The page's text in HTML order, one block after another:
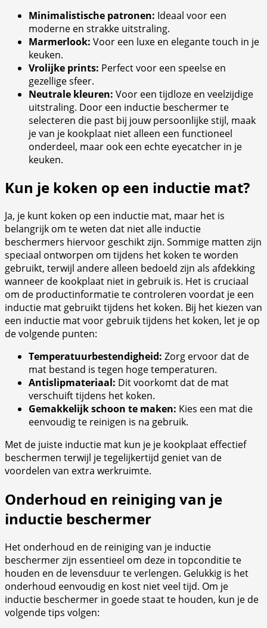
Minimalistische patronen: Ideaal voor een
moderne en strakke uitstraling.
Marmerlook: Voor een luxe en elegante touch in je
keuken.
Vrolijke prints: Perfect voor een speelse en
gezellige sfeer.
Neutrale kleuren: Voor een tijdloze en veelzijdige
uitstraling. Door een inductie beschermer te
selecteren die past bij jouw persoonlijke stijl, maak
je van je kookplaat niet alleen een functioneel
onderdeel, maar ook een echte eyecatcher in je
keuken.
Kun je koken op een inductie mat?
Ja, je kunt koken op een inductie mat, maar het is
belangrijk om te weten dat niet alle inductie
beschermers hiervoor geschikt zijn. Sommige matten zijn
speciaal ontworpen om tijdens het koken te worden
gebruikt, terwijl andere alleen bedoeld zijn als afdekking
wanneer de kookplaat niet in gebruik is. Het is cruciaal
om de productinformatie te controleren voordat je een
inductie mat gebruikt tijdens het koken. Bij het kiezen van
een inductie mat voor gebruik tijdens het koken, let je op
de volgende punten:
Temperatuurbestendigheid: Zorg ervoor dat de
mat bestand is tegen hoge temperaturen.
Antislipmateriaal: Dit voorkomt dat de mat
verschuift tijdens het koken.
Gemakkelijk schoon te maken: Kies een mat die
eenvoudig te reinigen is na gebruik.
Met de juiste inductie mat kun je je kookplaat effectief
beschermen terwijl je tegelijkertijd geniet van de
voordelen van extra werkruimte.
Onderhoud en reiniging van je
inductie beschermer
Het onderhoud en de reiniging van je inductie
beschermer zijn essentieel om deze in topconditie te
houden en de levensduur te verlengen. Gelukkig is het
onderhoud eenvoudig en kost niet veel tijd. Om je
inductie beschermer in goede staat te houden, kun je de
volgende tips volgen: